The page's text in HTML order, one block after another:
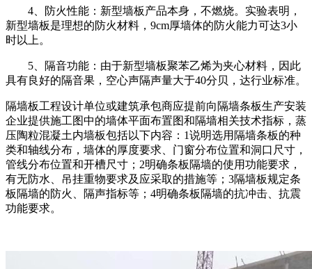
4、防火性能：新型墙板产品本身，不燃烧。实验表明，
新型墙板是理想的防火材料，9cm厚墙体的防火能力可达3小
时以上。
5、隔音功能：由于新型墙板聚苯乙烯为夹心材料，因此
具有良好的隔音果，空心声隔声量大于40分贝，达行业标准。
隔墙板工程设计单位或建筑承包商应提前向隔墙条板生产安装
企业提供施工图中的墙体平面布置图和隔墙相关技术指标，蒸
压陶粒混凝土内墙板包括以下内容：1说明选用隔墙条板的种
类和轴线分布，墙体的厚度要求、门窗分布位置和洞口尺寸，
管线分布位置和开槽尺寸；2明确条板隔墙的使用功能要求，
有无防水、吊挂重物要求及应采取的措施等；3隔墙板规定条
板隔墙的防火、隔声指标等；4明确条板隔墙的抗冲击、抗震
功能要求。